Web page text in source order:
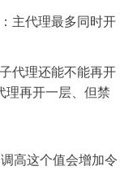
主代理最多同时开
代理还能不能再开
理再开一层、但禁
高这个值会增加令